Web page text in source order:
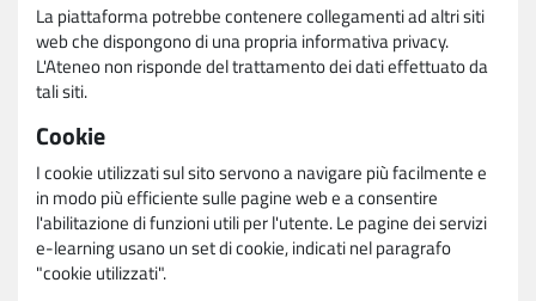
La piattaforma potrebbe contenere collegamenti ad altri siti
web che dispongono di una propria informativa privacy.
L'Ateneo non risponde del trattamento dei dati effettuato da
tali siti.
Cookie
I cookie utilizzati sul sito servono a navigare più facilmente e
in modo più efficiente sulle pagine web e a consentire
l'abilitazione di funzioni utili per l'utente. Le pagine dei servizi
e-learning usano un set di cookie, indicati nel paragrafo
"cookie utilizzati".